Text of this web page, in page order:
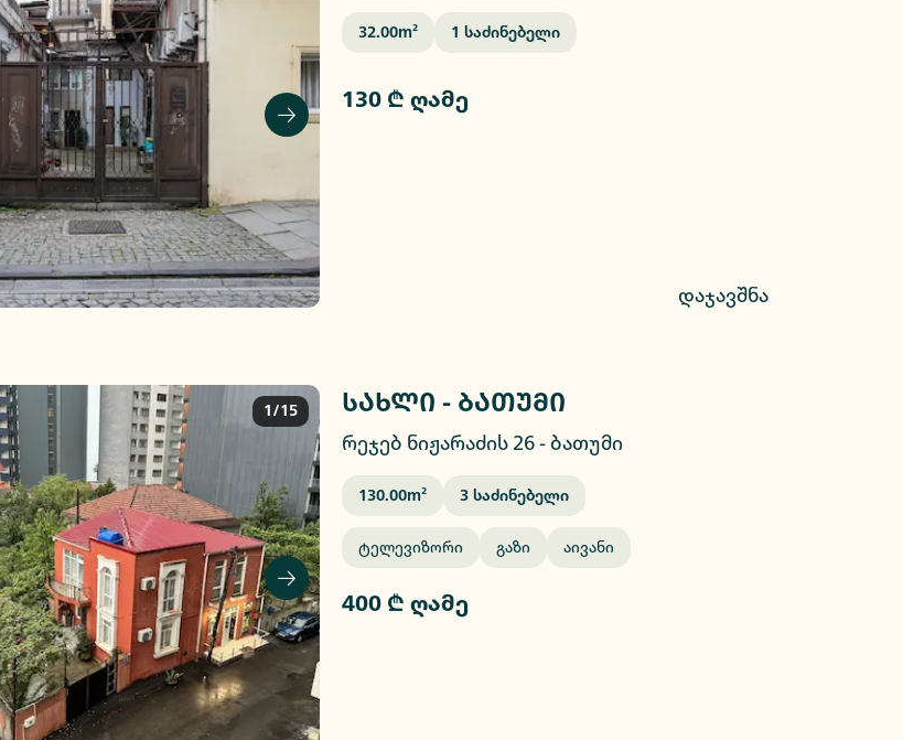
32.00M² 1 Საძინებელი
130 ₾ ღამე
დაჯავშნა
1/15 სახლი - ბათუმი
რეჯებ ნიჟარაძის 26-ბათუმი
130.00M² 3 Საძინებელი
Ტელევიზორი Გაზი Აივანი
400 ₾ ღამე